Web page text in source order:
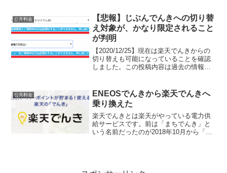
下げられる「じぶんでんき」が12月2日よ
り...
公共料金
【悲報】じぶんでんきへの切り替
え対象が、かなり限定されること
が判明
【2020/12/25】現在は楽天でんきからの
切り替えも可能になっていることを確認
しました。この投稿内容は過去の情報で
とセットで契約すると、年0.03%金利
が...
公共料金
ENEOSでんきから楽天でんきへ
乗り換えた
楽天でんきとは楽天がやっている電力供
給サービスです。前は「まちでんき」と
いう名前だったのが2018年10月から「楽